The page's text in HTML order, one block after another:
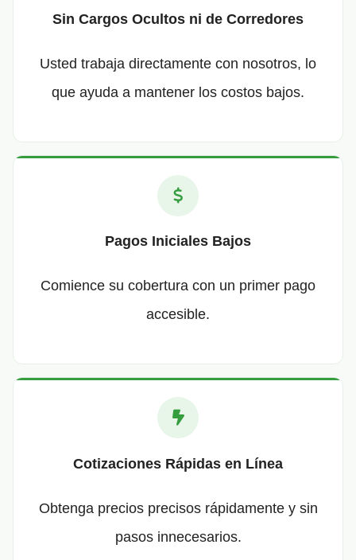
Sin Cargos Ocultos ni de Corredores
Usted trabaja directamente con nosotros, lo
que ayuda a mantener los costos bajos.
Pagos Iniciales Bajos
Comience su cobertura con un primer pago
accesible.
Cotizaciones Rápidas en Línea
Obtenga precios precisos rápidamente y sin
pasos innecesarios.